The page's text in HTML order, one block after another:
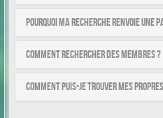
Pourquoi ma recherche renvoie une
Comment rechercher des membres ?
Comment puis-je trouver mes